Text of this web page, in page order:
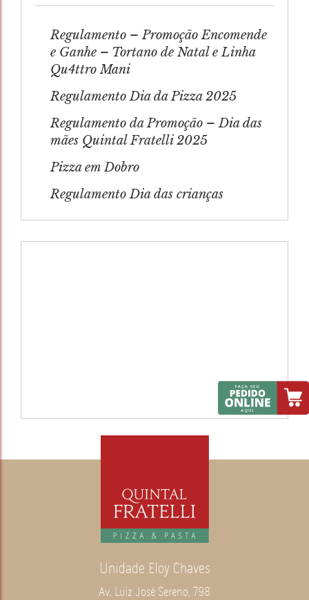
Regulamento – Promoção Encomende
e Ganhe – Tortano de Natal e Linha
Qu4ttro Mani
Regulamento Dia da Pizza 2025
Regulamento da Promoção – Dia das
mães Quintal Fratelli 2025
Pizza em Dobro
Regulamento Dia das crianças
Unidade Eloy Chaves
Av. Luiz José Sereno, 798